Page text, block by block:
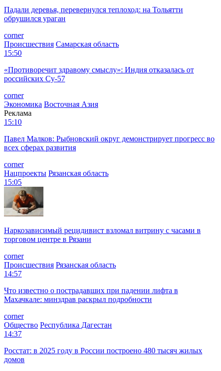
Падали деревья, перевернулся теплоход: на Тольятти
обрушился ураган
corner
Происшествия Самарская область
15:50
«Противоречит здравому смыслу»: Индия отказалась от
российских Су-57
corner
Экономика Восточная Азия
Реклама
15:10
Павел Малков: Рыбновский округ демонстрирует прогресс во
всех сферах развития
corner
Нацпроекты Рязанская область
15:05
Наркозависимый рецидивист взломал витрину с часами в
торговом центре в Рязани
corner
Происшествия Рязанская область
14:57
Что известно о пострадавших при падении лифта в
Махачкале: минздрав раскрыл подробности
corner
Общество Республика Дагестан
14:37
Росстат: в 2025 году в России построено 480 тысяч жилых
домов